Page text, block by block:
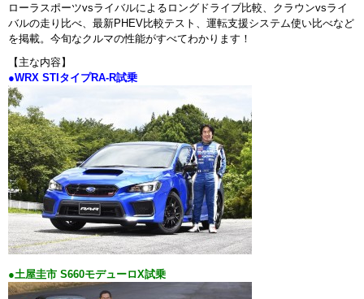
ローラスポーツvsライバルによるロングドライブ比較、クラウンvsライ
バルの走り比べ、最新PHEV比較テスト、運転支援システム使い比べなど
を掲載。今旬なクルマの性能がすべてわかります！
【主な内容】
●WRX STIタイプRA-R試乗
●土屋圭市 S660モデューロX試乗